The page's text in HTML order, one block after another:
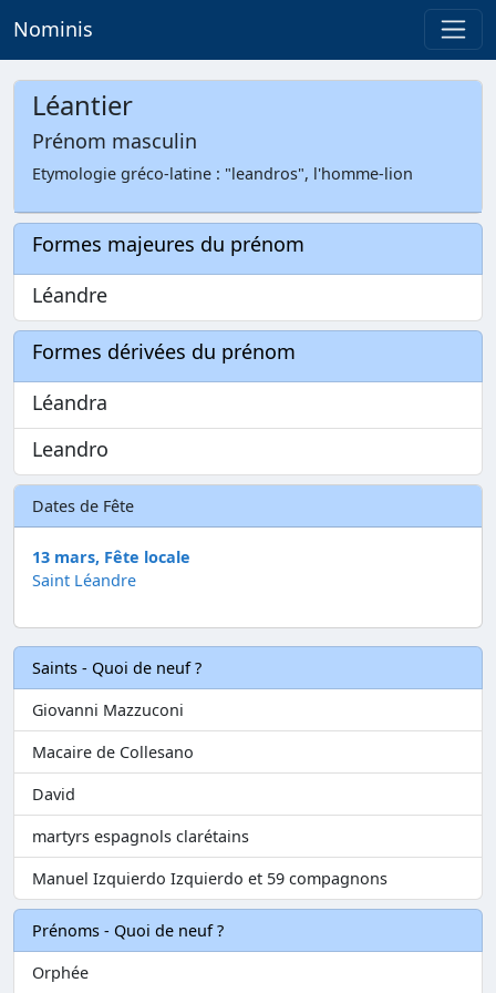
Nominis
Léantier
Prénom masculin
Etymologie gréco-latine : "leandros", l'homme-lion
Formes majeures du prénom
Léandre
Formes dérivées du prénom
Léandra
Leandro
Dates de Fête
13 mars, Fête locale
Saint Léandre
Saints - Quoi de neuf ?
Giovanni Mazzuconi
Macaire de Collesano
David
martyrs espagnols clarétains
Manuel Izquierdo Izquierdo et 59 compagnons
Prénoms - Quoi de neuf ?
Orphée